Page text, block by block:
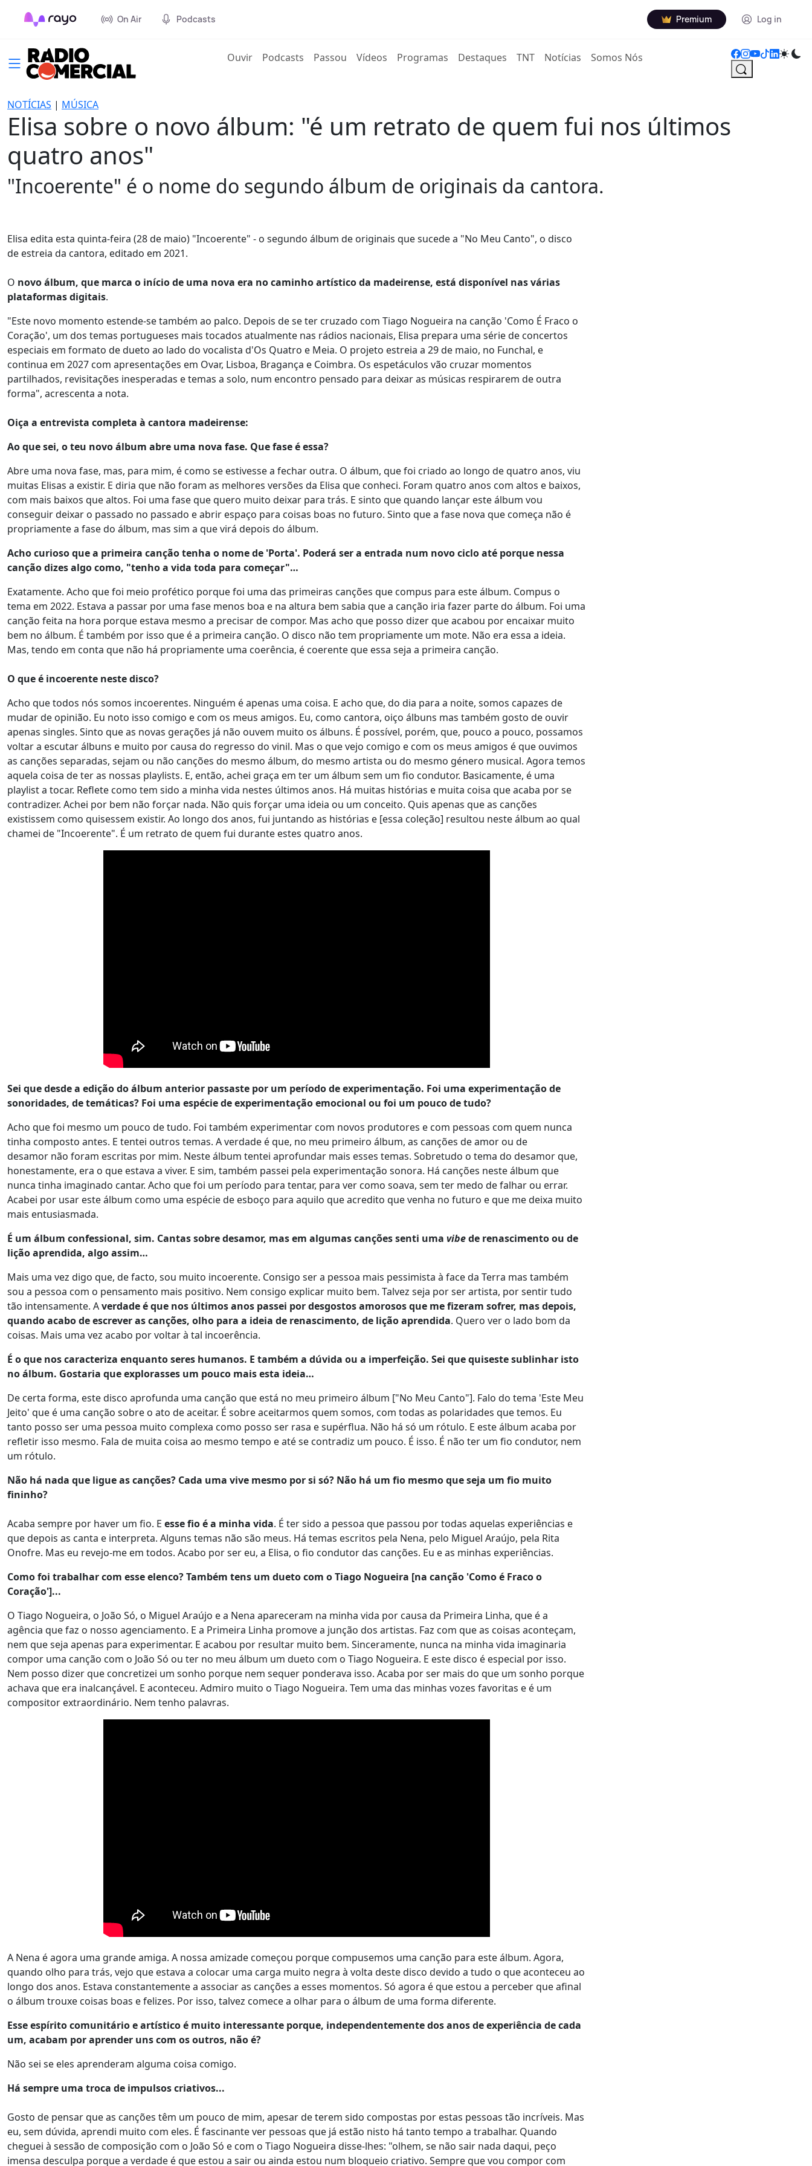
On Air Podcasts Premium Log in
Ouvir(current)
Podcasts Passou Vídeos Programas Destaques TNT Notícias Somos Nós
NOTÍCIAS | MÚSICA
Elisa sobre o novo álbum: "é um retrato de quem fui nos últimos
quatro anos"
"Incoerente" é o nome do segundo álbum de originais da cantora.
Elisa edita esta quinta-feira (28 de maio) "Incoerente" - o segundo álbum de originais que sucede a "No Meu Canto", o disco
de estreia da cantora, editado em 2021.
O novo álbum, que marca o início de uma nova era no caminho artístico da madeirense, está disponível nas várias
plataformas digitais.
"Este novo momento estende-se também ao palco. Depois de se ter cruzado com Tiago Nogueira na canção 'Como É Fraco o
Coração', um dos temas portugueses mais tocados atualmente nas rádios nacionais, Elisa prepara uma série de concertos
especiais em formato de dueto ao lado do vocalista d'Os Quatro e Meia. O projeto estreia a 29 de maio, no Funchal, e
continua em 2027 com apresentações em Ovar, Lisboa, Bragança e Coimbra. Os espetáculos vão cruzar momentos
partilhados, revisitações inesperadas e temas a solo, num encontro pensado para deixar as músicas respirarem de outra
forma", acrescenta a nota.
Oiça a entrevista completa à cantora madeirense:
Ao que sei, o teu novo álbum abre uma nova fase. Que fase é essa?
Abre uma nova fase, mas, para mim, é como se estivesse a fechar outra. O álbum, que foi criado ao longo de quatro anos, viu
muitas Elisas a existir. E diria que não foram as melhores versões da Elisa que conheci. Foram quatro anos com altos e baixos,
com mais baixos que altos. Foi uma fase que quero muito deixar para trás. E sinto que quando lançar este álbum vou
conseguir deixar o passado no passado e abrir espaço para coisas boas no futuro. Sinto que a fase nova que começa não é
propriamente a fase do álbum, mas sim a que virá depois do álbum.
Acho curioso que a primeira canção tenha o nome de 'Porta'. Poderá ser a entrada num novo ciclo até porque nessa
canção dizes algo como, "tenho a vida toda para começar"…
Exatamente. Acho que foi meio profético porque foi uma das primeiras canções que compus para este álbum. Compus o
tema em 2022. Estava a passar por uma fase menos boa e na altura bem sabia que a canção iria fazer parte do álbum. Foi uma
canção feita na hora porque estava mesmo a precisar de compor. Mas acho que posso dizer que acabou por encaixar muito
bem no álbum. É também por isso que é a primeira canção. O disco não tem propriamente um mote. Não era essa a ideia.
Mas, tendo em conta que não há propriamente uma coerência, é coerente que essa seja a primeira canção.
O que é incoerente neste disco?
Acho que todos nós somos incoerentes. Ninguém é apenas uma coisa. E acho que, do dia para a noite, somos capazes de
mudar de opinião. Eu noto isso comigo e com os meus amigos. Eu, como cantora, oiço álbuns mas também gosto de ouvir
apenas singles. Sinto que as novas gerações já não ouvem muito os álbuns. É possível, porém, que, pouco a pouco, possamos
voltar a escutar álbuns e muito por causa do regresso do vinil. Mas o que vejo comigo e com os meus amigos é que ouvimos
as canções separadas, sejam ou não canções do mesmo álbum, do mesmo artista ou do mesmo género musical. Agora temos
aquela coisa de ter as nossas playlists. E, então, achei graça em ter um álbum sem um fio condutor. Basicamente, é uma
playlist a tocar. Reflete como tem sido a minha vida nestes últimos anos. Há muitas histórias e muita coisa que acaba por se
contradizer. Achei por bem não forçar nada. Não quis forçar uma ideia ou um conceito. Quis apenas que as canções
existissem como quisessem existir. Ao longo dos anos, fui juntando as histórias e [essa coleção] resultou neste álbum ao qual
chamei de "Incoerente". É um retrato de quem fui durante estes quatro anos.
Sei que desde a edição do álbum anterior passaste por um período de experimentação. Foi uma experimentação de
sonoridades, de temáticas? Foi uma espécie de experimentação emocional ou foi um pouco de tudo?
Acho que foi mesmo um pouco de tudo. Foi também experimentar com novos produtores e com pessoas com quem nunca
tinha composto antes. E tentei outros temas. A verdade é que, no meu primeiro álbum, as canções de amor ou de
desamor não foram escritas por mim. Neste álbum tentei aprofundar mais esses temas. Sobretudo o tema do desamor que,
honestamente, era o que estava a viver. E sim, também passei pela experimentação sonora. Há canções neste álbum que
nunca tinha imaginado cantar. Acho que foi um período para tentar, para ver como soava, sem ter medo de falhar ou errar.
Acabei por usar este álbum como uma espécie de esboço para aquilo que acredito que venha no futuro e que me deixa muito
mais entusiasmada.
É um álbum confessional, sim. Cantas sobre desamor, mas em algumas canções senti uma vibede renascimento ou de
lição aprendida, algo assim…
Mais uma vez digo que, de facto, sou muito incoerente. Consigo ser a pessoa mais pessimista à face da Terra mas também
sou a pessoa com o pensamento mais positivo. Nem consigo explicar muito bem. Talvez seja por ser artista, por sentir tudo
tão intensamente. Averdade é que nos últimos anos passei por desgostos amorosos que me fizeram sofrer, mas depois,
quando acabo de escrever as canções, olho para a ideia de renascimento, de lição aprendida. Quero ver o lado bom da
coisas. Mais uma vez acabo por voltar à tal incoerência.
É o que nos caracteriza enquanto seres humanos. E também a dúvida ou a imperfeição. Sei que quiseste sublinhar isto
no álbum. Gostaria que explorasses um pouco mais esta ideia…
De certa forma, este disco aprofunda uma canção que está no meu primeiro álbum ["No Meu Canto"]. Falo do tema 'Este Meu
Jeito' que é uma canção sobre o ato de aceitar. É sobre aceitarmos quem somos, com todas as polaridades que temos. Eu
tanto posso ser uma pessoa muito complexa como posso ser rasa e supérflua. Não há só um rótulo. E este álbum acaba por
refletir isso mesmo. Fala de muita coisa ao mesmo tempo e até se contradiz um pouco. É isso. É não ter um fio condutor, nem
um rótulo.
Não há nada que ligue as canções? Cada uma vive mesmo por si só? Não há um fio mesmo que seja um fio muito
fininho?
Acaba sempre por haver um fio. E esse fio é a minha vida. É ter sido a pessoa que passou por todas aquelas experiências e
que depois as canta e interpreta. Alguns temas não são meus. Há temas escritos pela Nena, pelo Miguel Araújo, pela Rita
Onofre. Mas eu revejo-me em todos. Acabo por ser eu, a Elisa, o fio condutor das canções. Eu e as minhas experiências.
Como foi trabalhar com esse elenco? Também tens um dueto com o Tiago Nogueira [na canção 'Como é Fraco o
Coração']...
O Tiago Nogueira, o João Só, o Miguel Araújo e a Nena apareceram na minha vida por causa da Primeira Linha, que é a
agência que faz o nosso agenciamento. E a Primeira Linha promove a junção dos artistas. Faz com que as coisas aconteçam,
nem que seja apenas para experimentar. E acabou por resultar muito bem. Sinceramente, nunca na minha vida imaginaria
compor uma canção com o João Só ou ter no meu álbum um dueto com o Tiago Nogueira. E este disco é especial por isso.
Nem posso dizer que concretizei um sonho porque nem sequer ponderava isso. Acaba por ser mais do que um sonho porque
achava que era inalcançável. E aconteceu. Admiro muito o Tiago Nogueira. Tem uma das minhas vozes favoritas e é um
compositor extraordinário. Nem tenho palavras.
A Nena é agora uma grande amiga. A nossa amizade começou porque compusemos uma canção para este álbum. Agora,
quando olho para trás, vejo que estava a colocar uma carga muito negra à volta deste disco devido a tudo o que aconteceu ao
longo dos anos. Estava constantemente a associar as canções a esses momentos. Só agora é que estou a perceber que afinal
o álbum trouxe coisas boas e felizes. Por isso, talvez comece a olhar para o álbum de uma forma diferente.
Esse espírito comunitário e artístico é muito interessante porque, independentemente dos anos de experiência de cada
um, acabam por aprender uns com os outros, não é?
Não sei se eles aprenderam alguma coisa comigo.
Há sempre uma troca de impulsos criativos...
Gosto de pensar que as canções têm um pouco de mim, apesar de terem sido compostas por estas pessoas tão incríveis. Mas
eu, sem dúvida, aprendi muito com eles. É fascinante ver pessoas que já estão nisto há tanto tempo a trabalhar. Quando
cheguei à sessão de composição com o João Só e com o Tiago Nogueira disse-lhes: "olhem, se não sair nada daqui, peço
imensa desculpa porque a verdade é que estou a sair ou ainda estou num bloqueio criativo. Sempre que vou compor com